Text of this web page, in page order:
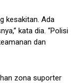
kesakitan. Ada
kata dia. “Polisi
dan
zona suporter